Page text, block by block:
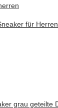
für Herren